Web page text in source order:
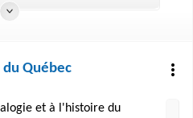
Québec
et à l'histoire du